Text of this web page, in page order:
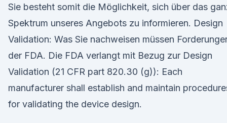
Sie besteht somit die Möglichkeit, sich über das
Spektrum unseres Angebots zu informieren. Design
Validation: Was Sie nachweisen müssen
der FDA. Die FDA verlangt mit Bezug zur Design
Validation (21 CFR part 820.30 (g)): Each
manufacturer shall establish and maintain
for validating the device design.